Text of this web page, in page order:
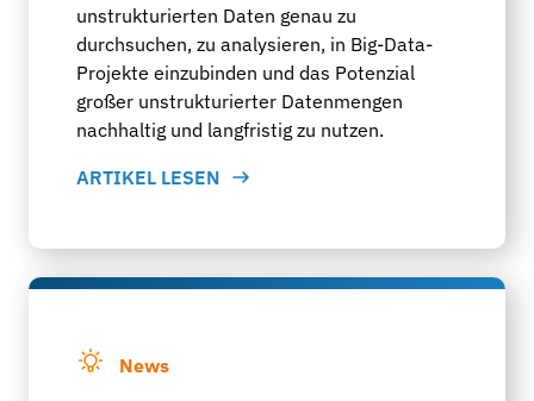
unstrukturierten Daten genau zu
durchsuchen, zu analysieren, in Big-Data-
Projekte einzubinden und das Potenzial
großer unstrukturierter Datenmengen
nachhaltig und langfristig zu nutzen.
ARTIKEL LESEN
News